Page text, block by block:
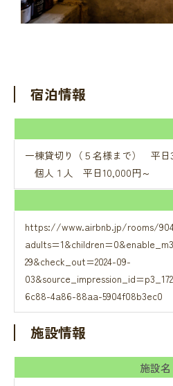
宿泊情報
一棟貸切り（５名様まで） 平
個人１人 平日10,000円～
https://www.airbnb.jp/rooms/
29&check_out=2024-09-
6c88-4a86-88aa-5904f08b3ec0
施設情報
施設名